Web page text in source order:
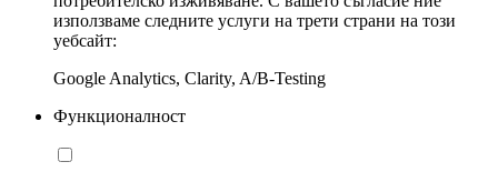
използваме следните услуги на трети страни на този
уебсайт:
Google Analytics, Clarity, A/B-Testing
Функционалност